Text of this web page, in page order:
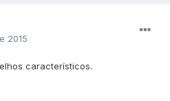
2015
característicos.